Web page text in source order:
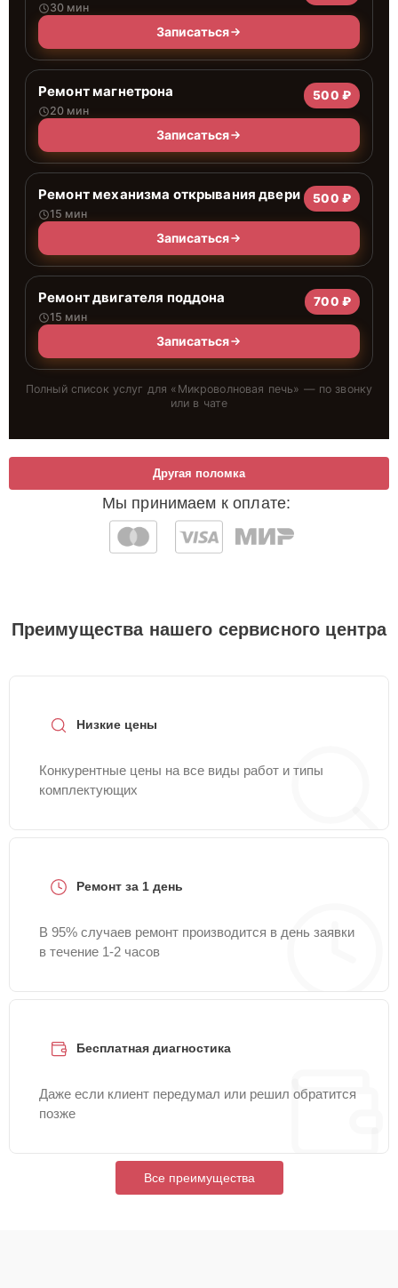
30 мин
Записаться
Ремонт магнетрона
20 мин
500 ₽
Записаться
Ремонт механизма открывания двери
15 мин
500 ₽
Записаться
Ремонт двигателя поддона
15 мин
700 ₽
Записаться
Полный список услуг для « Микроволновая печь» — по звонку
или в чате
Мы принимаем к оплате:
Другая поломка
Преимущества нашего сервисного центра
Низкие цены
Конкурентные цены на все виды работ и типы
комплектующих
Ремонт за 1 день
В 95% случаев ремонт производится в день заявки
в течение 1-2 часов
Бесплатная диагностика
Даже если клиент передумал или решил обратится
позже
Все преимущества